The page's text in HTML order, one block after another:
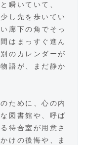
瞬いていて、
し先を歩いてい
廊下の角でそっ
はまっすぐ進ん
のカレンダーが
語が、まだ静か
ために、心の内
図書館や、呼ば
待合室が用意さ
けの後悔や、ま